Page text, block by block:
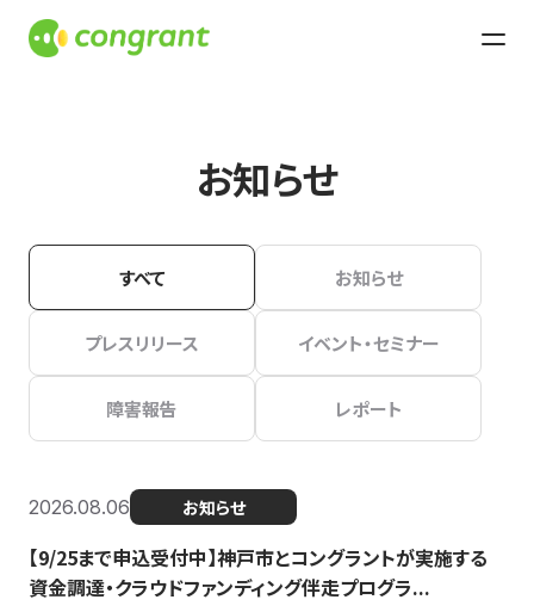
お知らせ
すべて お知らせ
プレスリリース イベント・セミナー
障害報告 レポート
2026.08.06 お知らせ
【9/25まで申込受付中】神戸市とコングラントが実施する
資金調達・クラウドファンディング伴走プログラ...